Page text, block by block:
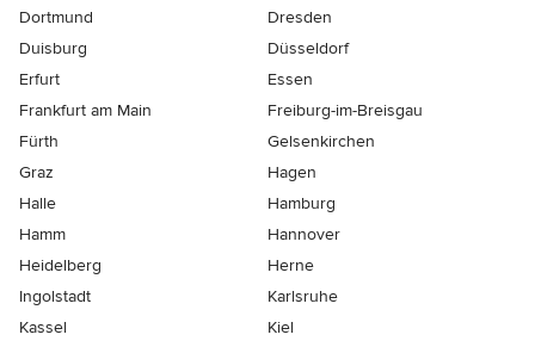
Dortmund
Dresden
Duisburg
Düsseldorf
Erfurt
Essen
Frankfurt am Main
Freiburg-im-Breisgau
Fürth
Gelsenkirchen
Graz
Hagen
Halle
Hamburg
Hamm
Hannover
Heidelberg
Herne
Ingolstadt
Karlsruhe
Kassel
Kiel